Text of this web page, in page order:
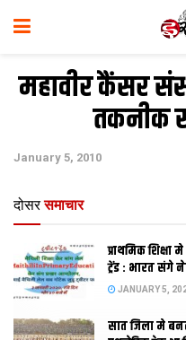
महावीर कैंसर
तकनीक
January 5, 2010
दोसर समाचार
प्राथमिक
ट्रेंड : भारत संगे
JANUARY 5,
सात जिला मे